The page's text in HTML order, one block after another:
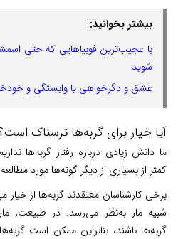
بیشتر بخوانید:
با عجیب‌ترین فوبیا‌هایی که حتی
شوید
عشق و دگرخواهی یا وابستگی و
آیا خیار برای گربه‌ها ترسناک
ما دانش زیادی درباره رفتار گربه‌ها
کمتر از بسیاری از دیگر گونه‌ها مورد مطالعه
برخی کارشناسان معتقدند گربه‌ها از خیار
شبیه مار به‌نظر می‌رسد. در طبیعت،
گربه‌ها باشند، بنابراین ممکن است